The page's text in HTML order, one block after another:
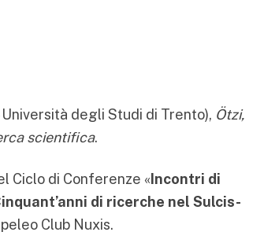
degli Studi di Trento), Ötzi,
scientifica.
Ciclo di Conferenze «Incontri di
di ricerche nel Sulcis-
Club Nuxis.